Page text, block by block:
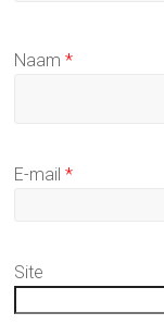
Naam*
E-mail*
Site